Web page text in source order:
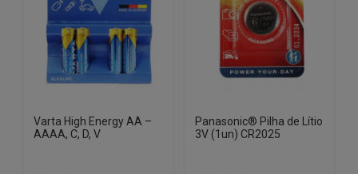
Varta High Energy AA –
AAAA, C, D, V
Panasonic® Pilha de Lítio
3V (1un) CR2025